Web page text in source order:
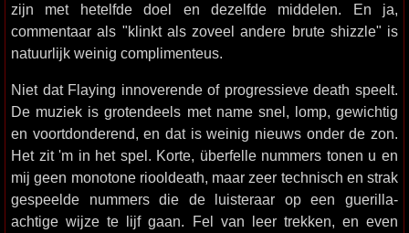
zijn met hetelfde doel en dezelfde middelen. En ja,
commentaar als "klinkt als zoveel andere brute shizzle" is
natuurlijk weinig complimenteus.
Niet dat Flaying innoverende of progressieve death speelt.
De muziek is grotendeels met name snel, lomp, gewichtig
en voortdonderend, en dat is weinig nieuws onder de zon.
Het zit 'm in het spel. Korte, überfelle nummers tonen u en
mij geen monotone riooldeath, maar zeer technisch en strak
gespeelde nummers die de luisteraar op een guerilla-
achtige wijze te lijf gaan. Fel van leer trekken, en even